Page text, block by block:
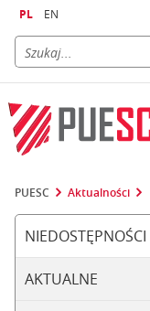
PL EN
PUESC Aktualności
NIEDOSTĘPNOŚCI
AKTUALNE